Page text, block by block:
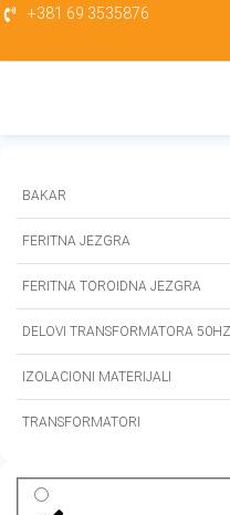
+381 69 3535876
BAKAR
FERITNA JEZGRA
FERITNA TOROIDNA JEZGRA
DELOVI TRANSFORMATORA 50HZ
IZOLACIONI MATERIJALI
TRANSFORMATORI